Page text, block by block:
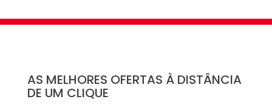
AS MELHORES OFERTAS À DISTÂNCIA
DE UM CLIQUE